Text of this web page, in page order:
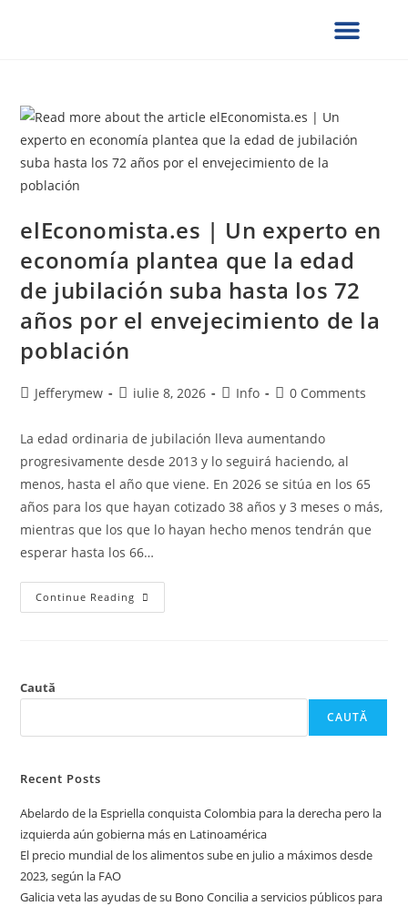
elEconomista.es | Un experto en
economía plantea que la edad
de jubilación suba hasta los 72
años por el envejecimiento de la
población
Jefferymew iulie 8, 2026 Info 0 Comments
La edad ordinaria de jubilación lleva aumentando
progresivamente desde 2013 y lo seguirá haciendo, al
menos, hasta el año que viene. En 2026 se sitúa en los 65
años para los que hayan cotizado 38 años y 3 meses o más,
mientras que los que lo hayan hecho menos tendrán que
esperar hasta los 66…
Continue Reading
Caută
CAUTĂ
Recent Posts
Abelardo de la Espriella conquista Colombia para la derecha pero la
izquierda aún gobierna más en Latinoamérica
El precio mundial de los alimentos sube en julio a máximos desde
2023, según la FAO
Galicia veta las ayudas de su Bono Concilia a servicios públicos para